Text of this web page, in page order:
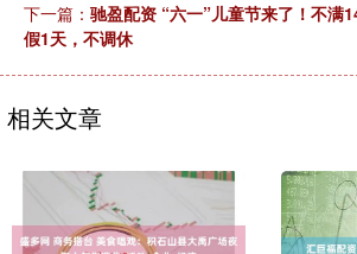
下一篇： 驰盈配资 “六一”儿童节来了！不满
假1天，不调休
相关文章